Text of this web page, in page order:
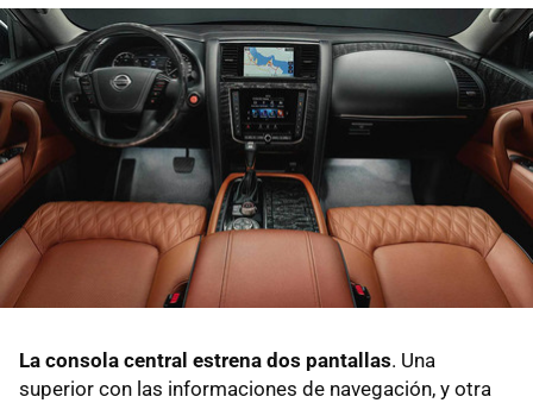
La consola central estrena dos pantallas. Una
superior con las informaciones de navegación, y otra